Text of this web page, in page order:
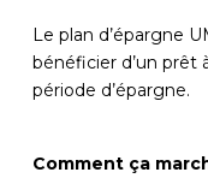
Le plan d’épargne
bénéficier d’un prêt
période d’épargne.
Comment ça